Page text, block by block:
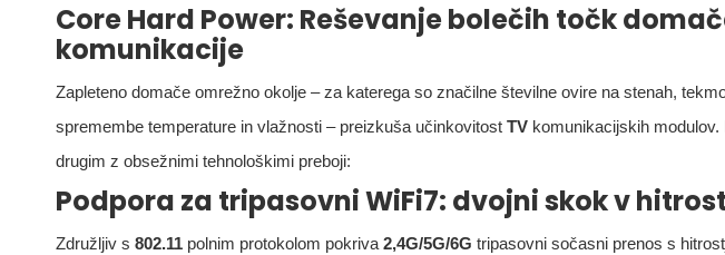
Core Hard Power: Reševanje bolečih točk
komunikacije
Zapleteno domače omrežno okolje – za katerega so značilne številne ovire na stenah,
spremembe temperature in vlažnosti – preizkuša učinkovitost TV komunikacijskih modulov.
drugim z obsežnimi tehnološkimi preboji:
Podpora za tripasovni WiFi7: dvojni skok v
Združljiv s 802.11 polnim protokolom pokriva2,4G/5G/6G tripasovni sočasni prenos s